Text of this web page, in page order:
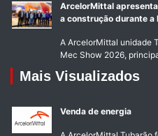
ArcelorMittal
a construção durante a
A ArcelorMittal unidade
Mec Show 2026,
Mais Visualizados
Venda de energia